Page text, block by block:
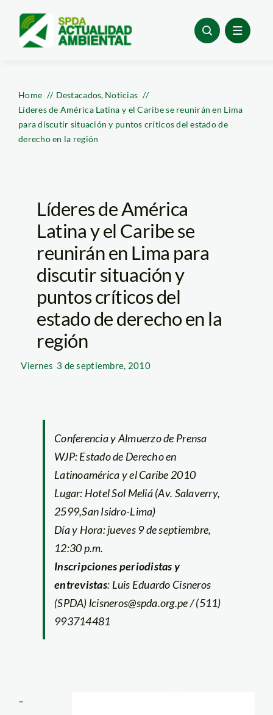
content
Home Destacados Noticias
Líderes de América Latina y el Caribe se reunirán en Lima
para discutir situación y puntos críticos del estado de
derecho en la región
Líderes de América
Latina y el Caribe se
reunirán en Lima para
discutir situación y
puntos críticos del
estado de derecho en la
región
Viernes 3 de septiembre, 2010
Conferencia y Almuerzo de Prensa
WJP: Estado de Derecho en
Latinoamérica y el Caribe 2010
Lugar: Hotel Sol Meliá (Av. Salaverry,
2599,San Isidro-Lima)
Día y Hora: jueves 9 de septiembre,
12:30 p.m.
Inscripciones periodistas y
entrevistas: Luis Eduardo Cisneros
(SPDA) lcisneros@spda.org.pe / (511)
993714481
–